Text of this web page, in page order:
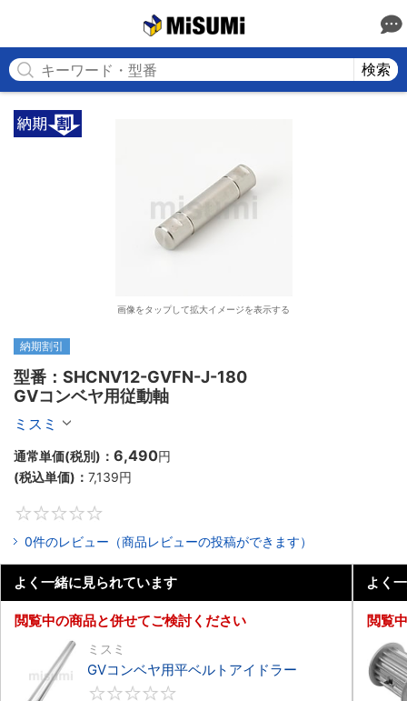
検索
画像をタップして拡大イメージを表示する
納期割引
型番：SHCNV12-GVFN-J-180
GVコンベヤ用従動軸
ミスミ
通常単価(税別)： 6,490円
(税込単価)： 7,139円
0件のレビュー（商品レビューの投稿ができます）
よく一緒に見られています
閲覧中の商品と併せてご検討ください
ミスミ
GVコンベヤ用平ベルトアイドラー
よく
閲覧